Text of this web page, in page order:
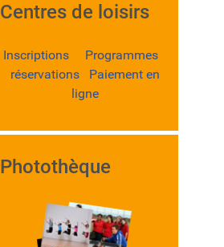
Centres de loisirs
Inscriptions Programmes
réservations Paiement en
ligne
Photothèque